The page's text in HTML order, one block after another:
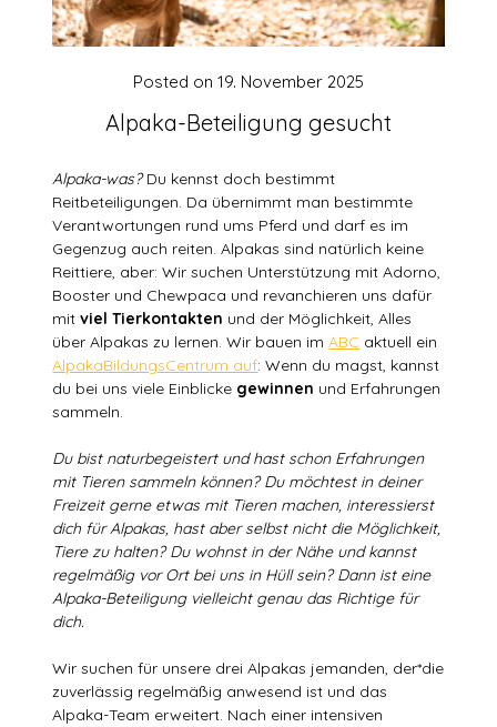
Alpaka-Beteiligung gesucht
Posted on 19. November 2025
Alpaka-was?Du kennst doch bestimmt
Reitbeteiligungen. Da übernimmt man bestimmte
Verantwortungen rund ums Pferd und darf es im
Gegenzug auch reiten. Alpakas sind natürlich keine
Reittiere, aber: Wir suchen Unterstützung mit Adorno,
Booster und Chewpaca und revanchieren uns dafür
mitviel Tierkontakten und der Möglichkeit, Alles
über Alpakas zu lernen. Wir bauen imABC aktuell ein
AlpakaBildungsCentrum auf: Wenn du magst, kannst
du bei uns viele Einblicke gewinnen und Erfahrungen
sammeln.
Du bist naturbegeistert und hast schon Erfahrungen
mit Tieren sammeln können? Du möchtest in deiner
Freizeit gerne etwas mit Tieren machen, interessierst
dich für Alpakas, hast aber selbst nicht die Möglichkeit,
Tiere zu halten? Du wohnst in der Nähe und kannst
regelmäßig vor Ort bei uns in Hüll sein? Dann ist eine
Alpaka-Beteiligung vielleicht genau das Richtige für
dich.
Wir suchen für unsere drei Alpakas jemanden, der*die
zuverlässig regelmäßig anwesend ist und das
Alpaka-Team erweitert. Nach einer intensiven